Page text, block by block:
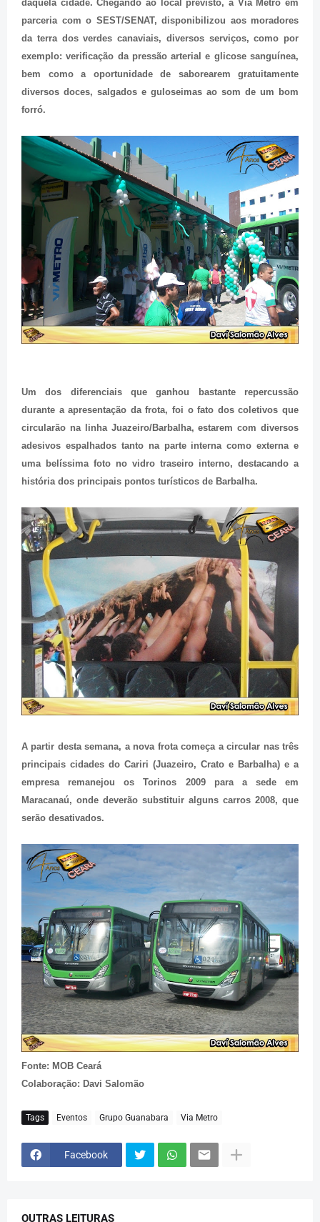
daquela cidade. Chegando ao local previsto, a Via Metro em
parceria com o SEST/SENAT, disponibilizou aos moradores
da terra dos verdes canaviais, diversos serviços, como por
exemplo: verificação da pressão arterial e glicose sanguínea,
bem como a oportunidade de saborearem gratuitamente
diversos doces, salgados e guloseimas ao som de um bom
forró.
Um dos diferenciais que ganhou bastante repercussão
durante a apresentação da frota, foi o fato dos coletivos que
circularão na linha Juazeiro/Barbalha, estarem com diversos
adesivos espalhados tanto na parte interna como externa e
uma belíssima foto no vidro traseiro interno, destacando a
história dos principais pontos turísticos de Barbalha.
A partir desta semana, a nova frota começa a circular nas três
principais cidades do Cariri (Juazeiro, Crato e Barbalha) e a
empresa remanejou os Torinos 2009 para a sede em
Maracanaú, onde deverão substituir alguns carros 2008, que
serão desativados.
Fonte: MOB Ceará
Colaboração: Davi Salomão
Tags Eventos Grupo Guanabara Via Metro
Facebook
OUTRAS LEITURAS